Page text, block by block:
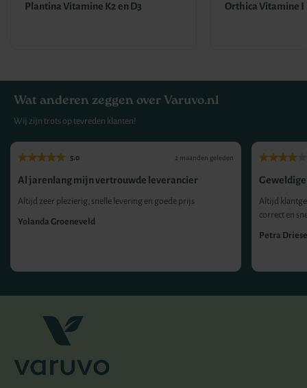
Plantina Vitamine K2 en D3 Orthica Vitamine
Wat anderen zeggen over Varuvo.nl
Wij zijn trots op tevreden klanten!
5.0 2 maanden geleden
Al jarenlang mijn vertrouwde leverancier
Altijd zeer plezierig, snelle levering en goede prijs
Yolanda Groeneveld
Altijd
correct en
Petra